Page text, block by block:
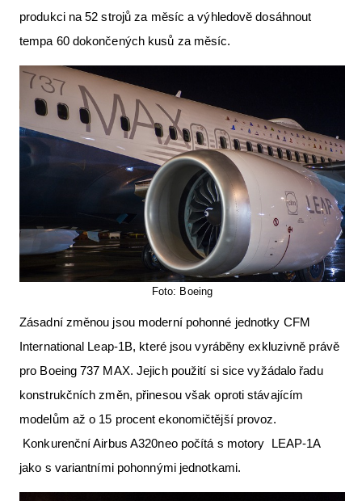
produkci na 52 strojů za měsíc a výhledově dosáhnout
tempa 60 dokončených kusů za měsíc.
Foto: Boeing
Zásadní změnou jsou moderní pohonné jednotky CFM
International Leap-1B, které jsou vyráběny exkluzivně právě
pro Boeing 737 MAX. Jejich použití si sice vyžádalo řadu
konstrukčních změn, přinesou však oproti stávajícím
modelům až o 15 procent ekonomičtější provoz.
Konkurenční Airbus A320neo počítá s motory LEAP-1A
jako s variantními pohonnými jednotkami.